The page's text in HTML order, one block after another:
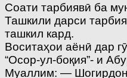
Соати тарбиявӣ ба
Ташкили дарси
ташкил кард.
Воситаҳои аёнӣ дар
“Осор-ул-боқия”- и
Муаллим: —